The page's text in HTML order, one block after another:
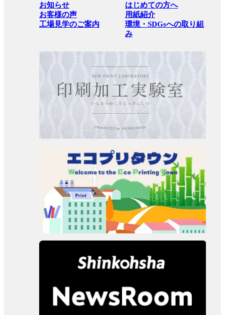
お知らせ
はじめての方へ
お客様の声
用紙紹介
工場見学のご案内
環境・SDGsへの取り組
み